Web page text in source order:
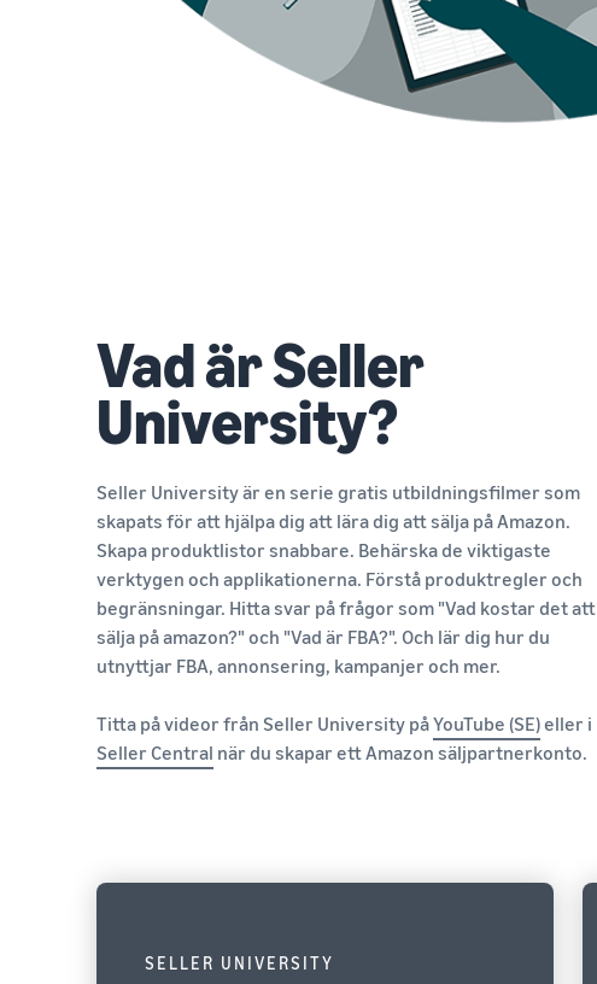
Vad är Seller
University?
Seller University är en serie gratis utbildningsfilmer som
skapats för att hjälpa dig att lära dig att sälja på Amazon.
Skapa produktlistor snabbare. Behärska de viktigaste
verktygen och applikationerna. Förstå produktregler och
begränsningar. Hitta svar på frågor som "Vad kostar det att
sälja på amazon?" och "Vad är FBA?". Och lär dig hur du
utnyttjar FBA, annonsering, kampanjer och mer.
Titta på videor från Seller University påYouTube (SE)eller i
Seller Central när du skapar ett Amazon säljpartnerkonto.
SELLER UNIVERSITY